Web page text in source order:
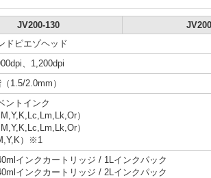
JV200-130
ドピエゾヘッド
、1,200dpi
1.5/2.0mm）
ントインク
）
）
）※1
インクカートリッジ / 1Lインクパック
インクカートリッジ / 2Lインクパック